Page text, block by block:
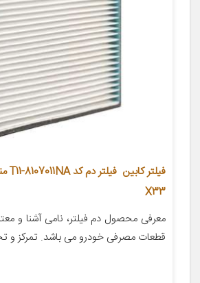
X33
معرفی محصول دم فیلتر، نامی آشنا و
قطعات مصرفی خودرو می باشد. تمرکز